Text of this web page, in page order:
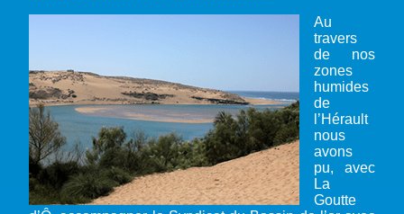
Au
travers
de nos
zones
humides
de
l’Hérault
nous
avons
pu, avec
La
Goutte